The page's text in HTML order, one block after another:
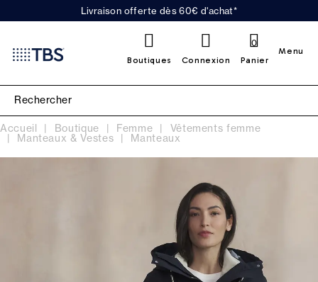
Livraison offerte dès 60€ d'achat*
Boutiques Connexion Panier
0
Menu
Accueil Boutique Femme Vêtements femme
Manteaux & Vestes Manteaux